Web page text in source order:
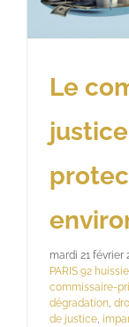
Le
mardi 21 février
PARIS 92
commissaire-
dégradation
de justice